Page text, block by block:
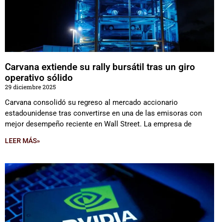
Carvana extiende su rally bursátil tras un giro
operativo sólido
29 diciembre 2025
Carvana consolidó su regreso al mercado accionario
estadounidense tras convertirse en una de las emisoras con
mejor desempeño reciente en Wall Street. La empresa de
LEER MÁS»